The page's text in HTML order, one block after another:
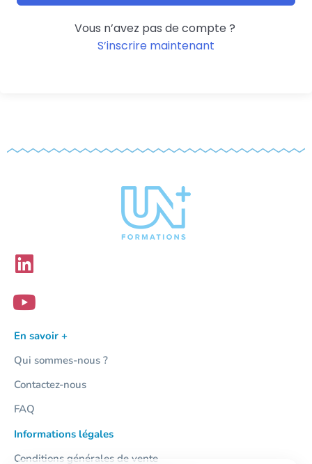
Vous n’avez pas de compte ?
S’inscrire maintenant
En savoir +
Qui sommes-nous ?
Contactez-nous
FAQ
Informations légales
Conditions générales de vente